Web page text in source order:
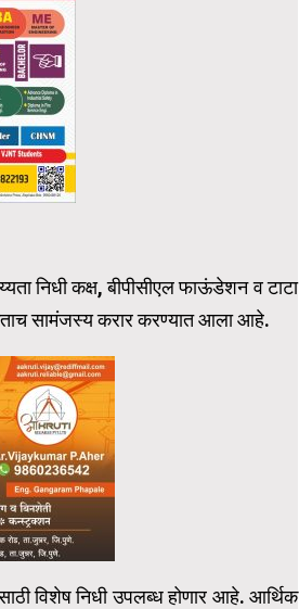
निधी कक्ष, बीपीसीएल फाऊंडेशन व टाटा
सामंजस्य करार करण्यात आला आहे.
विशेष निधी उपलब्ध होणार आहे. आर्थिक